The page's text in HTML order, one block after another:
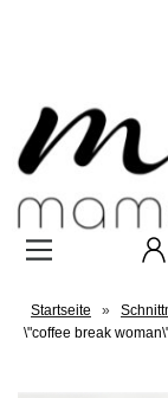
Startseite »
\"coffee break